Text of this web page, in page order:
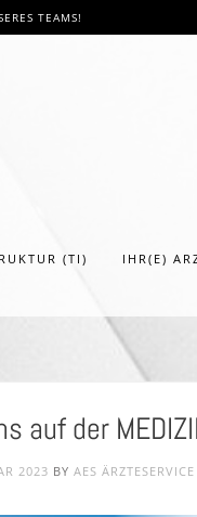
TEAMS!
(TI) IHR(E)
auf der
2023 BY AES